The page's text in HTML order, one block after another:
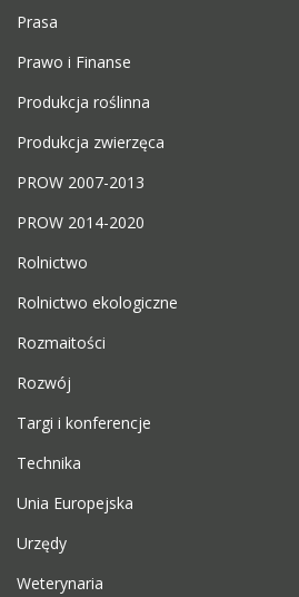
Prasa
Prawo i Finanse
Produkcja roślinna
Produkcja zwierzęca
PROW 2007-2013
PROW 2014-2020
Rolnictwo
Rolnictwo ekologiczne
Rozmaitości
Rozwój
Targi i konferencje
Technika
Unia Europejska
Urzędy
Weterynaria